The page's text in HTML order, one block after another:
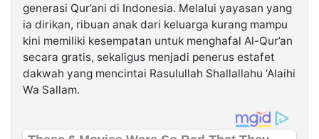
generasi Qur’ani di Indonesia. Melalui yayasan yang
ia dirikan, ribuan anak dari keluarga kurang mampu
kini memiliki kesempatan untuk menghafal Al-Qur’an
secara gratis, sekaligus menjadi penerus estafet
dakwah yang mencintai Rasulullah Shallallahu ‘Alaihi
Wa Sallam.